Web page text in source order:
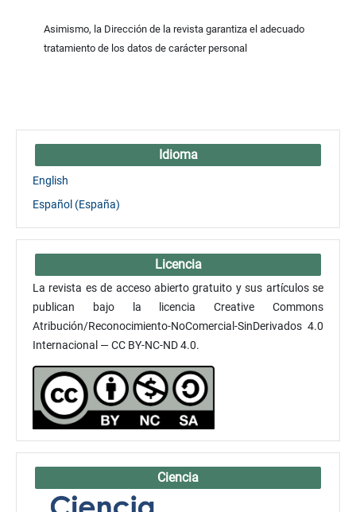
Asimismo, la Dirección de la revista garantiza el adecuado
tratamiento de los datos de carácter personal
Idioma
English
Español (España)
Licencia
La revista es de acceso abierto gratuito y sus artículos se
publican bajo la licencia Creative Commons
Atribución/Reconocimiento-NoComercial-SinDerivados 4.0
Internacional — CC BY-NC-ND 4.0.
Ciencia